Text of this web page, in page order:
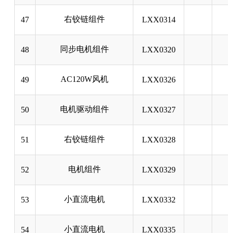
47 右铰链组件 LXX0314
48 同步电机组件 LXX0320
49 AC120W风机 LXX0326
50 电机驱动组件 LXX0327
51 右铰链组件 LXX0328
52 电机组件 LXX0329
53 小直流电机 LXX0332
54 小直流电机 LXX0335